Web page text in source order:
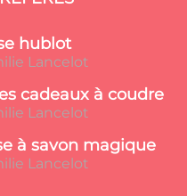
hublot
Lancelot
cadeaux à coudre
Lancelot
à savon magique
Lancelot